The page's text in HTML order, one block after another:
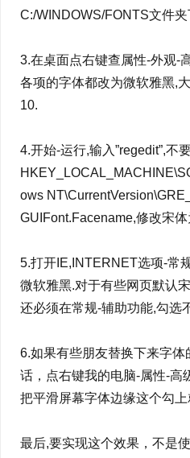
C:/WINDOWS/FONTS文件
3.在桌面点右键查属性-外观-
各项的字体都改为微软雅黑,
10.
4.开始-运行,输入”regedit”,不
ows
GUIFont.Facename,修改宋
5.打开IE,INTERNET选项-常
微软雅黑.对于有些网页默认
还必须在常规-辅助功能,勾选
6.如果有些朋友替换下来字
话，点右键我的电脑-属性-高
把平滑屏幕字体边缘这个勾上
最后,要实现这个效果，不是